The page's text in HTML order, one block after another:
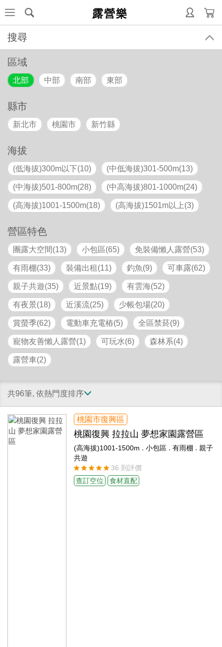
露營樂
搜尋
區域
北部 中部 南部 東部
縣市
新北市 桃園市 新竹縣
海拔
(低海拔)300m以下(10) (中低海拔)301-500m(13)
(中海拔)501-800m(28) (中高海拔)801-1000m(24)
(高海拔)1001-1500m(18) (高海拔)1501m以上(3)
營區特色
團露大空間(13) 小包區(65) 免裝備懶人露營(53)
有雨棚(33) 裝備出租(11) 釣魚(9) 可車露(62)
親子共遊(35) 近景點(19) 有雲海(52)
有夜景(18) 近溪流(25) 少帳包場(20)
賞螢季(62) 電動車充電樁(5) 全區禁菸(9)
寵物友善懶人露營(1) 可玩水(6) 森林系(4)
露營車(2)
共96筆, 依熱門度排序
桃園市復興區
桃園復興 拉拉山 夢想家園露營區
(高海拔)1001-1500m .小包區 .有雨棚 .親子
共遊
36 則評價
查訂空位
食材直配